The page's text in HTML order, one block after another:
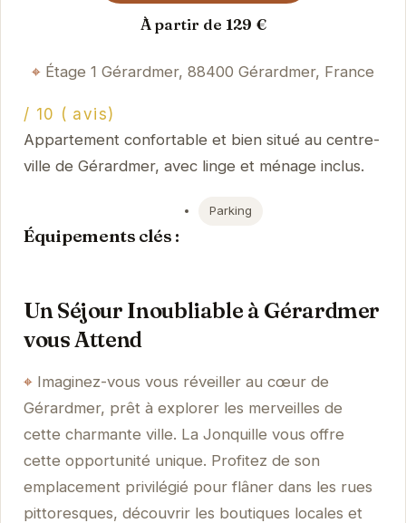
À partir de 129 €
Étage 1 Gérardmer, 88400 Gérardmer, France
/ 10 ( avis)
Appartement confortable et bien situé au centre-
ville de Gérardmer, avec linge et ménage inclus.
Équipements clés :
Parking
Un Séjour Inoubliable à Gérardmer
vous Attend
Imaginez-vous vous réveiller au cœur de
Gérardmer, prêt à explorer les merveilles de
cette charmante ville. La Jonquille vous offre
cette opportunité unique. Profitez de son
emplacement privilégié pour flâner dans les rues
pittoresques, découvrir les boutiques locales et